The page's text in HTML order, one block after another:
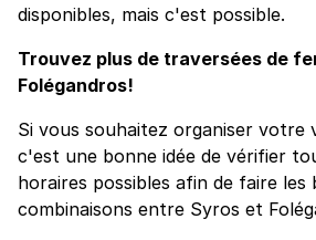
disponibles, mais c'est possible.
Trouvez plus de traversées de
Folégandros!
Si vous souhaitez organiser votre
c'est une bonne idée de vérifier
horaires possibles afin de faire les
combinaisons entre Syros et